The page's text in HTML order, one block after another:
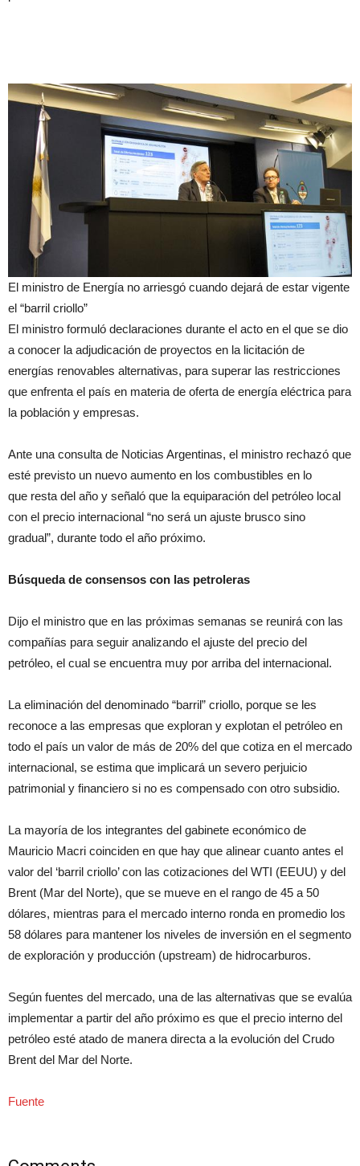
El ministro de Energía no arriesgó cuando dejará de estar vigente
el “barril criollo”
El ministro formuló declaraciones durante el acto en el que se dio
a conocer la adjudicación de proyectos en la licitación de
energías renovables alternativas, para superar las restricciones
que enfrenta el país en materia de oferta de energía eléctrica para
la población y empresas.
Ante una consulta de Noticias Argentinas, el ministro rechazó que
esté previsto un nuevo aumento en los combustibles en lo
que resta del año y señaló que la equiparación del petróleo local
con el precio internacional “no será un ajuste brusco sino
gradual”, durante todo el año próximo.
Búsqueda de consensos con las petroleras
Dijo el ministro que en las próximas semanas se reunirá con las
compañías para seguir analizando el ajuste del precio del
petróleo, el cual se encuentra muy por arriba del internacional.
La eliminación del denominado “barril” criollo, porque se les
reconoce a las empresas que exploran y explotan el petróleo en
todo el país un valor de más de 20% del que cotiza en el mercado
internacional, se estima que implicará un severo perjuicio
patrimonial y financiero si no es compensado con otro subsidio.
La mayoría de los integrantes del gabinete económico de
Mauricio Macri coinciden en que hay que alinear cuanto antes el
valor del ‘barril criollo’ con las cotizaciones del WTI (EEUU) y del
Brent (Mar del Norte), que se mueve en el rango de 45 a 50
dólares, mientras para el mercado interno ronda en promedio los
58 dólares para mantener los niveles de inversión en el segmento
de exploración y producción (upstream) de hidrocarburos.
Según fuentes del mercado, una de las alternativas que se evalúa
implementar a partir del año próximo es que el precio interno del
petróleo esté atado de manera directa a la evolución del Crudo
Brent del Mar del Norte.
Fuente